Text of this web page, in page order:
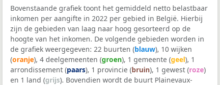
Bovenstaande grafiek toont het gemiddeld netto belastbaar
inkomen per aangifte in 2022 per gebied in België. Hierbij
zijn de gebieden van laag naar hoog gesorteerd op de
hoogte van het inkomen. De volgende gebieden worden in
de grafiek weergegeven: 22 buurten (blauw), 10 wijken
(oranje), 4 deelgemeenten (groen), 1 gemeente (geel), 1
arrondissement (paars), 1 provincie (bruin), 1 gewest (roze)
en 1 land (grijs). Bovendien wordt de buurt Plainevaux-